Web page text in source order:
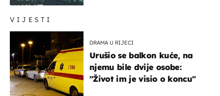
VIJESTI
DRAMA U RIJECI
Urušio se balkon kuće, na
njemu bile dvije osobe:
"Život im je visio o koncu"